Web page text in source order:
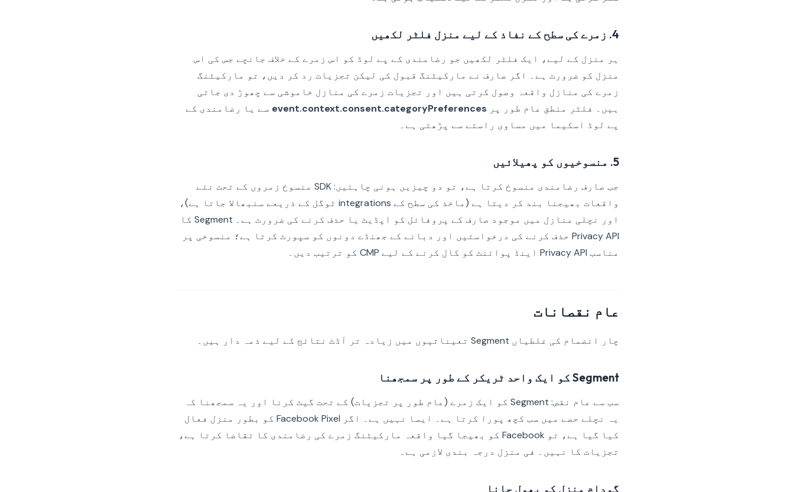
4. زمرے کی سطح کے نفاذ کے لیے منزل فلٹر لکھیں
ہر منزل کے لیے، ایک فلٹر لکھیں جو رضامندی کے پے لوڈ کو اس زمرے کے خلاف جانچے جس کی اس
منزل کو ضرورت ہے۔ اگر صارف نے مارکیٹنگ قبول کی لیکن تجزیات رد کر دیں، تو مارکیٹنگ
زمرے کی منازل واقعہ وصول کرتی ہیں اور تجزیات زمرے کی منازل خاموشی سے چھوڑ دی جاتی
ہیں۔ فلٹر منطق عام طور پر event.context.consent.categoryPreferences سے یا رضامندی کے
پے لوڈ اسکیما میں مساوی راستے سے پڑھتی ہے۔
5. منسوخیوں کو پھیلائیں
جب صارف رضامندی منسوخ کرتا ہے، تو دو چیزیں ہونی چاہئیں: SDK منسوخ زمروں کے تحت نئے
واقعات بھیجنا بند کر دیتا ہے (ماخذ کی سطح کے integrations ٹوگل کے ذریعے سنبھالا جاتا ہے)،
اور نچلی منازل میں موجود صارف کے پروفائل کو اپڈیٹ یا حذف کرنے کی ضرورت ہے۔ Segment کا
Privacy API حذف کرنے کی درخواستیں اور دبانے کے جھنڈے دونوں کو سپورٹ کرتا ہے؛ منسوخی پر
مناسب Privacy API اینڈ پوائنٹ کو کال کرنے کے لیے CMP کو ترتیب دیں۔
عام نقصانات
چار انضمام کی غلطیاں Segment تعیناتیوں میں زیادہ تر آڈٹ نتائج کے لیے ذمہ دار ہیں۔
Segment کو ایک واحد ٹریکر کے طور پر سمجھنا
سب سے عام نقص: Segment کو ایک زمرے (عام طور پر تجزیات) کے تحت گیٹ کرنا اور یہ سمجھنا کہ
یہ نچلے حصے میں سب کچھ پورا کرتا ہے۔ ایسا نہیں ہے۔ اگر Facebook Pixel کو بطور منزل فعال
کیا گیا ہے، تو Facebook کو بھیجا گیا واقعہ مارکیٹنگ زمرے کی رضامندی کا تقاضا کرتا ہے،
تجزیات کا نہیں۔ فی منزل درجہ بندی لازمی ہے۔
گودام منزل کو بھول جانا